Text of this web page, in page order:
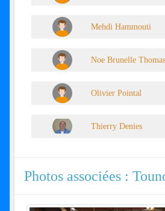
Mehdi Hammouti
Noe Brunelle Thomas
Olivier Pointal
Thierry Denies
Photos associées :